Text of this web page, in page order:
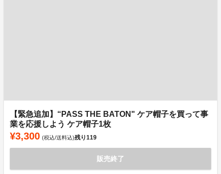
【緊急追加】“PASS THE BATON" ケア帽子を買って事
業を応援しよう ケア帽子1枚
¥3,300 (税込/送料込)残り119
販売終了